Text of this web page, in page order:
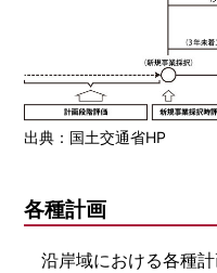
出典：国土交通省HP
各種計画
沿岸域における各種計